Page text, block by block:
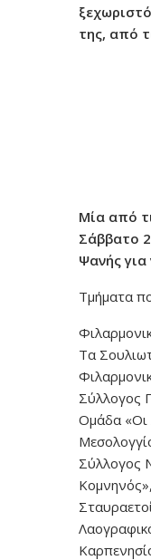
της, από
Μία από
Σάββατο
Ψανής για
Τμήματα
Τα
Σύλλογος
Ομάδα «Οι
Σύλλογος